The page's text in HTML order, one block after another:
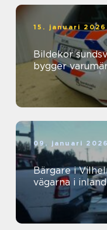
15. januari 2026
Bildekor sundsvall rörlig
bygger
09. januari 2026
Bärgare i
vägarna i